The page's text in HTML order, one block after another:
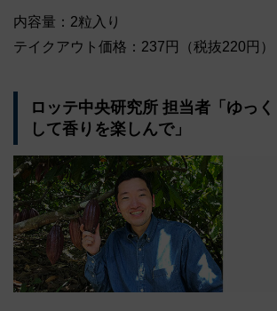
内容量：2粒入り
テイクアウト価格：237円（税抜220円）
ロッテ中央研究所 担当者「ゆっ
して香りを楽しんで」